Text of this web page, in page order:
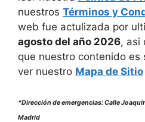
nuestros Términos y
web fue actulizada por
agosto del año 2026, asi
que nuestro contenido es
ver nuestro Mapa de Sitio
*Dirección de emergencias: Calle
Madrid